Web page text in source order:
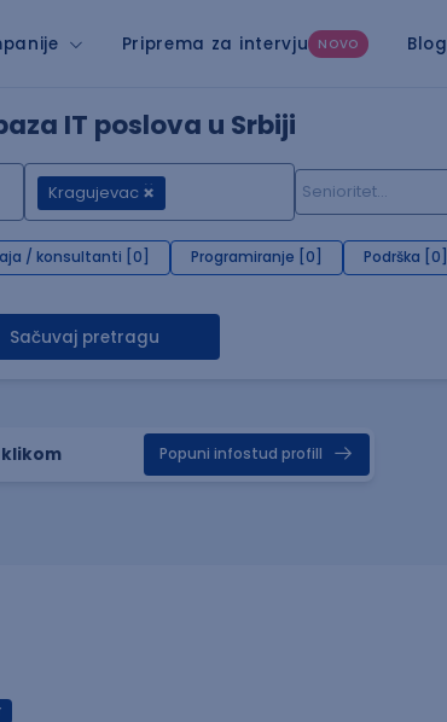
Priprema za intervju NOVO Blog
IT poslova u Srbiji
Kragujevac
/ konsultanti [0] Programiranje [0] Podrška [0]
Sačuvaj pretragu
Popuni infostud profill